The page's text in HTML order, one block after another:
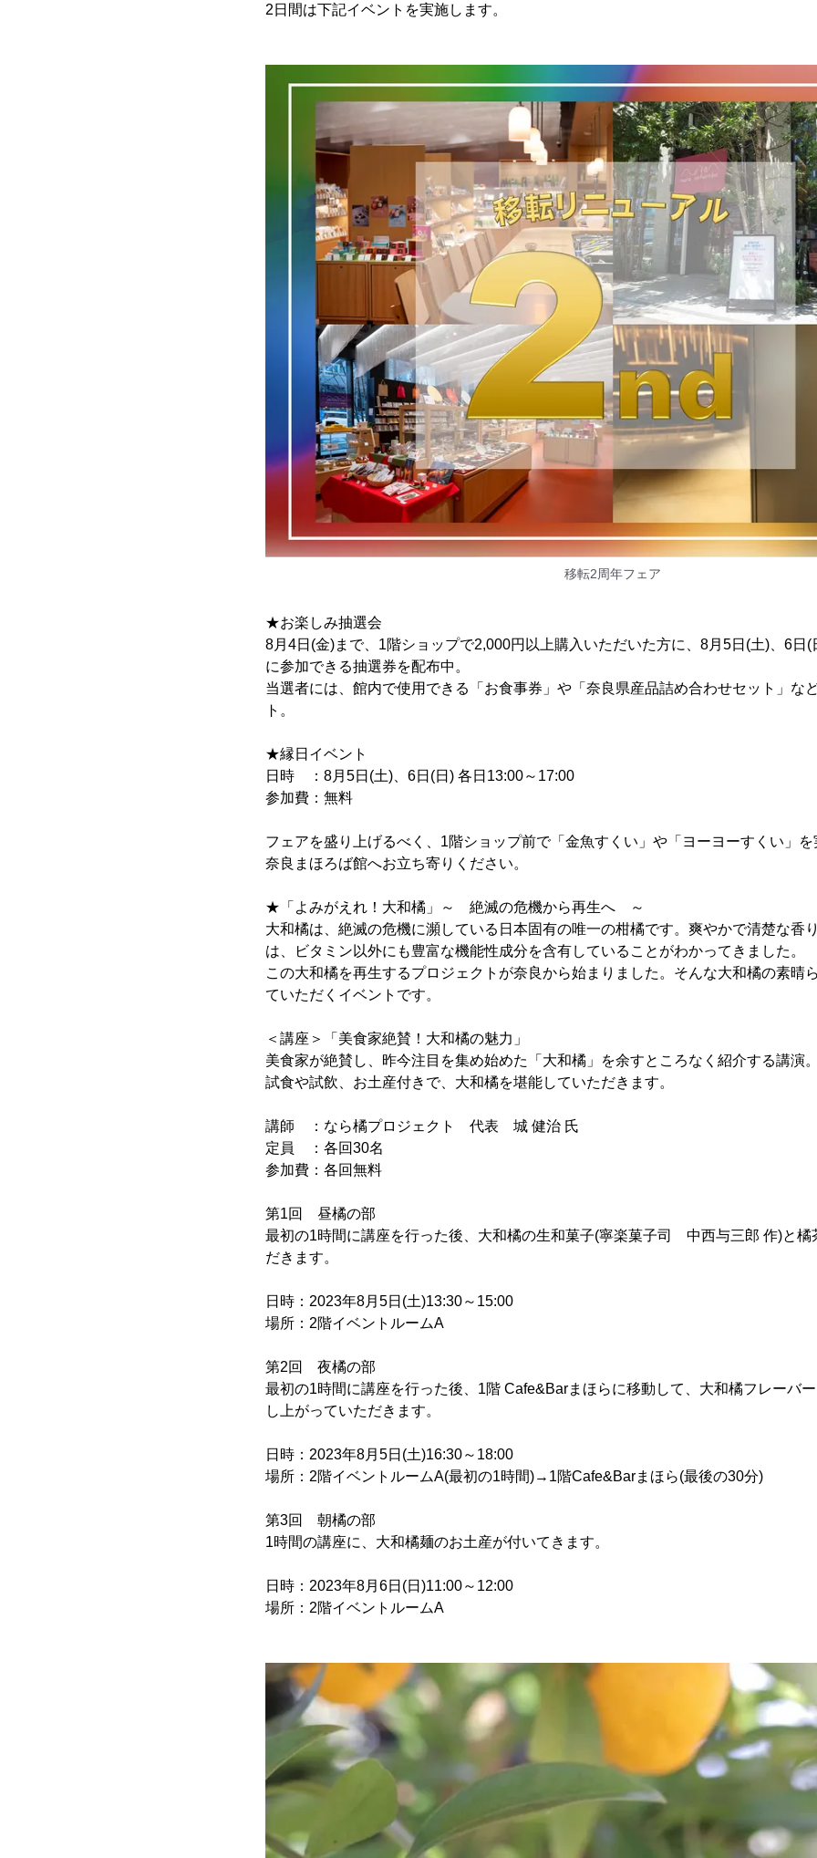
2日間は下記イベントを実施します。
移転2周年フェア
★お楽しみ抽選会
8月4日(金)まで、1階ショップで2,000円以上購入いただいた方に、8月5日(土)、6日(
に参加できる抽選券を配布中。
当選者には、館内で使用できる「お食事券」や「奈良県産品詰め合わせセット」な
ト。
★縁日イベント
日時 ：8月5日(土)、6日(日) 各日13:00～17:00
参加費：無料
フェアを盛り上げるべく、1階ショップ前で「金魚すくい」や「ヨーヨーすくい」
奈良まほろば館へお立ち寄りください。
★「よみがえれ！大和橘」～ 絶滅の危機から再生へ ～
大和橘は、絶滅の危機に瀕している日本固有の唯一の柑橘です。爽やかで清楚な香
は、ビタミン以外にも豊富な機能性成分を含有していることがわかってきました。
この大和橘を再生するプロジェクトが奈良から始まりました。そんな大和橘の素晴
ていただくイベントです。
＜講座＞「美食家絶賛！大和橘の魅力」
美食家が絶賛し、昨今注目を集め始めた「大和橘」を余すところなく紹介する講演。
試食や試飲、お土産付きで、大和橘を堪能していただきます。
講師 ：なら橘プロジェクト 代表 城 健治 氏
定員 ：各回30名
参加費：各回無料
第1回 昼橘の部
最初の1時間に講座を行った後、大和橘の生和菓子(寧楽菓子司 中西与三郎 作)と橘
だきます。
日時：2023年8月5日(土)13:30～15:00
場所：2階イベントルームA
第2回 夜橘の部
最初の1時間に講座を行った後、1階 Cafe&Barまほらに移動して、大和橘フレーバ
し上がっていただきます。
日時：2023年8月5日(土)16:30～18:00
場所：2階イベントルームA(最初の1時間)→1階Cafe&Barまほら(最後の30分)
第3回 朝橘の部
1時間の講座に、大和橘麺のお土産が付いてきます。
日時：2023年8月6日(日)11:00～12:00
場所：2階イベントルームA